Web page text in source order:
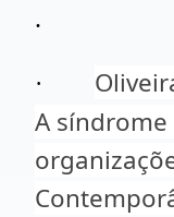
.
·
A